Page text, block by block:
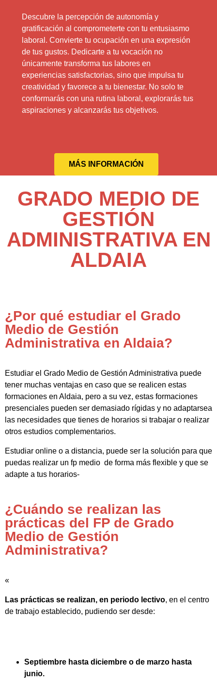
Descubre la percepción de autonomía y
gratificación al comprometerte con tu entusiasmo
laboral. Convierte tu ocupación en una expresión
de tus gustos. Dedicarte a tu vocación no
únicamente transforma tus labores en
experiencias satisfactorias, sino que impulsa tu
creatividad y favorece a tu bienestar. No solo te
conformarás con una rutina laboral, explorarás tus
aspiraciones y alcanzarás tus objetivos.
MÁS INFORMACIÓN
GRADO MEDIO DE
GESTIÓN
ADMINISTRATIVA EN
ALDAIA
¿Por qué estudiar el Grado
Medio de Gestión
Administrativa en Aldaia?
Estudiar el Grado Medio de Gestión Administrativa puede
tener muchas ventajas en caso que se realicen estas
formaciones en Aldaia, pero a su vez, estas formaciones
presenciales pueden ser demasiado rígidas y no adaptarsea
las necesidades que tienes de horarios si trabajar o realizar
otros estudios complementarios.
Estudiar online o a distancia, puede ser la solución para que
puedas realizar un fp medio de forma más flexible y que se
adapte a tus horarios-
¿Cuándo se realizan las
prácticas del FP de Grado
Medio de Gestión
Administrativa?
«
Las prácticas se realizan, en periodo lectivo, en el centro
de trabajo establecido, pudiendo ser desde:
Septiembre hasta diciembre o de marzo hasta
junio.